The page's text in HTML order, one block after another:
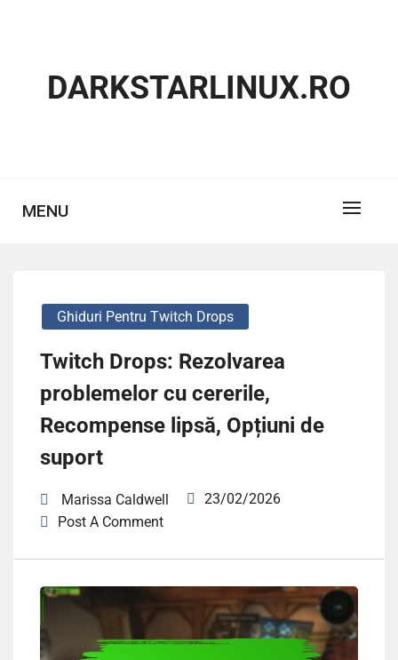
DARKSTARLINUX.RO
MENU
Ghiduri Pentru Twitch Drops
Twitch Drops: Rezolvarea
problemelor cu cererile,
Recompense lipsă, Opțiuni de
suport
Marissa Caldwell
23/02/2026
Post A Comment